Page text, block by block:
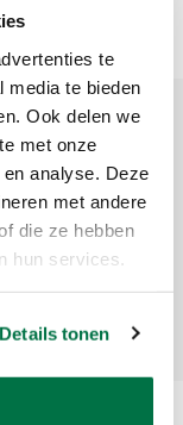
te
media te bieden
Ook delen we
met onze
analyse. Deze
met andere
die ze hebben
hun services.
Details tonen
offers via email
Subscribe